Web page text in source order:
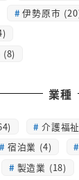
伊勢原市
(8)
業種
介護福
宿泊業 (4)
製造業 (18)